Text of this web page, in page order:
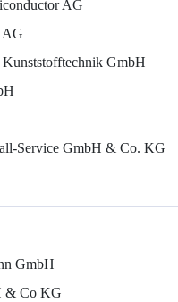
AG
GmbH
Service GmbH & Co. KG
GmbH
& Co KG